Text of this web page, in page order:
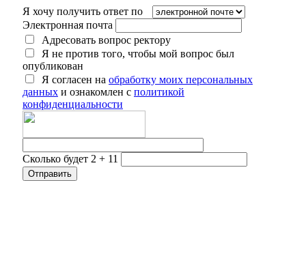
Я хочу получить ответ по
Электронная почта
Адресовать вопрос ректору
Я не против того, чтобы мой вопрос был
опубликован
Я согласен на обработку моих персональных
данных и ознакомлен с политикой
конфиденциальности
Сколько будет 2 + 11